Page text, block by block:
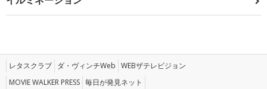
レタスクラブ ダ・ヴィンチWeb WEBザテレビジョン
MOVIE WALKER PRESS 毎日が発見ネット